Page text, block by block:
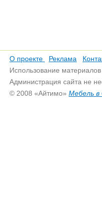
О проекте Реклама
Использование
Администрация сайта не
© 2008 «Айтимо» Мебель в